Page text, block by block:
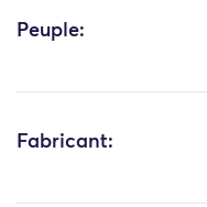
Peuple:
Fabricant: